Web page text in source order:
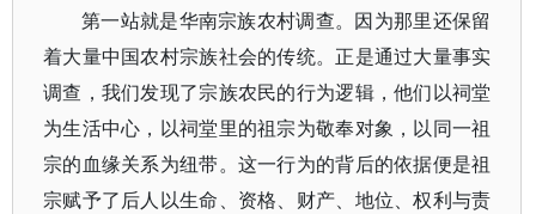
第一站就是华南宗族农村调查。因为那里还保留
着大量中国农村宗族社会的传统。正是通过大量事实
调查，我们发现了宗族农民的行为逻辑，他们以祠堂
为生活中心，以祠堂里的祖宗为敬奉对象，以同一祖
宗的血缘关系为纽带。这一行为的背后的依据便是祖
宗赋予了后人以生命、资格、财产、地位、权利与责